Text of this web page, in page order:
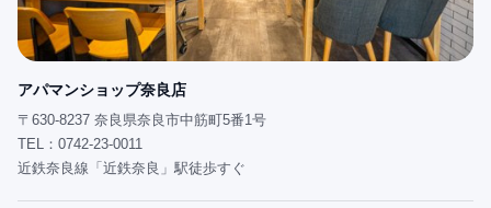
アパマンショップ奈良店
〒630-8237 奈良県奈良市中筋町5番1号
TEL：0742-23-0011
近鉄奈良線「近鉄奈良」駅徒歩すぐ